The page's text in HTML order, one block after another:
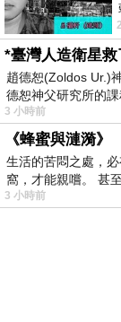
*臺灣人造衛星
趙德恕(Zoldos Ur.)
德恕神父研究所的
3 小時前
《蜂蜜與漣漪》
生活的苦悶之處，
窩，才能親嚐。 甚
3 小時前